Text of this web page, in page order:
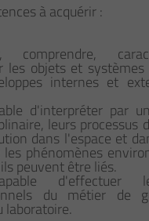
à acquérir :
comprendre,
les objets et systèmes
internes et
d'interpréter par
leurs processus
dans l'espace et
les phénomènes
peuvent être liés.
d'effectuer
du métier de
laboratoire.